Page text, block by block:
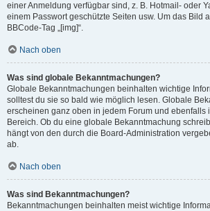
einer Anmeldung verfügbar sind, z. B. Hotmail- oder
einem Passwort geschützte Seiten usw. Um das Bild
BBCode-Tag „[img]“.
Nach oben
Was sind globale Bekanntmachungen?
Globale Bekanntmachungen beinhalten wichtige
solltest du sie so bald wie möglich lesen. Globale
erscheinen ganz oben in jedem Forum und ebenfalls
Bereich. Ob du eine globale Bekanntmachung
hängt von den durch die Board-Administration
ab.
Nach oben
Was sind Bekanntmachungen?
Bekanntmachungen beinhalten meist wichtige